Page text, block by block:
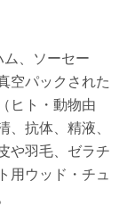
、ソーセー
空パックされた
ヒト・動物由
抗体、精液、
や羽毛、ゼラチ
用ウッド・チュ